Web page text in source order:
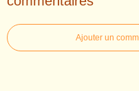
Ajouter un